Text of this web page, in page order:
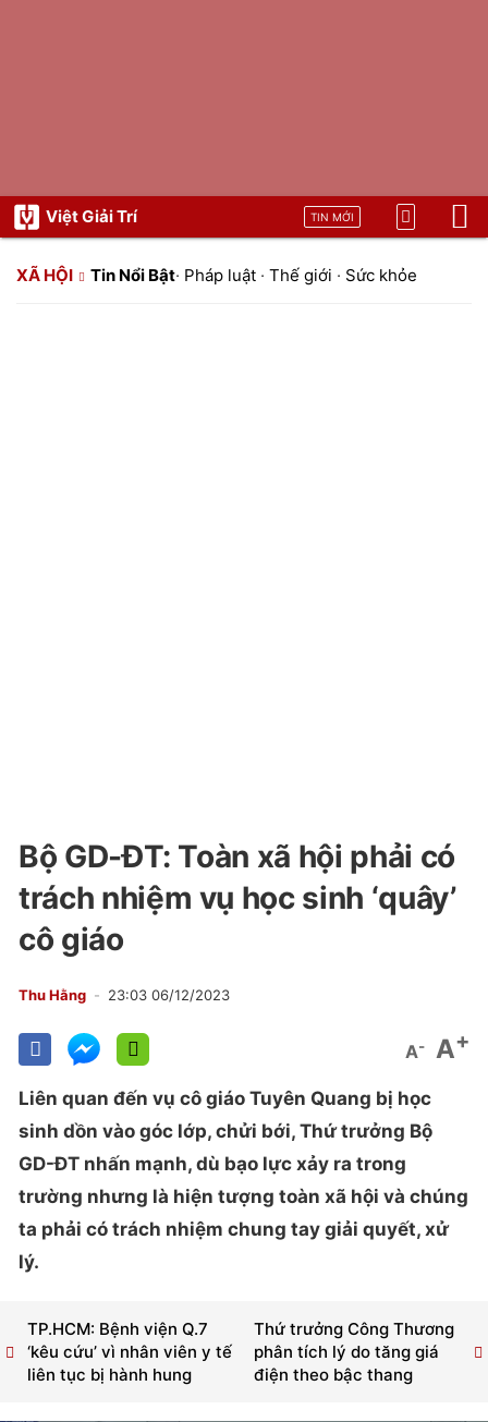
Việt Giải Trí TIN MỚI
XÃ HỘI Tin Nổi Bật· Pháp luật · Thế giới · Sức khỏe
Bộ GD-ĐT: Toàn xã hội phải có
trách nhiệm vụ học sinh ‘quây’
cô giáo
Thu Hằng 23:03 06/12/2023
A- A+
Liên quan đến vụ cô giáo Tuyên Quang bị học
sinh dồn vào góc lớp, chửi bới, Thứ trưởng Bộ
GD-ĐT nhấn mạnh, dù bạo lực xảy ra trong
trường nhưng là hiện tượng toàn xã hội và chúng
ta phải có trách nhiệm chung tay giải quyết, xử
lý.
Thứ trưởng Công Thương
phân tích lý do tăng giá
điện theo bậc thang
TP.HCM: Bệnh viện Q.7
‘kêu cứu’ vì nhân viên y tế
liên tục bị hành hung